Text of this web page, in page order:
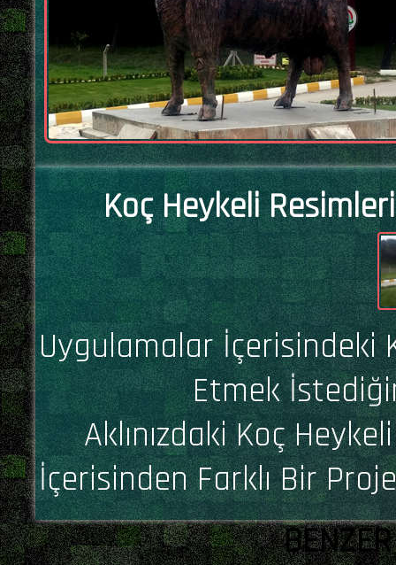
Koç Heykeli
Uygulamalar İçerisindeki
Etmek
Aklınızdaki Koç
İçerisinden Farklı Bir